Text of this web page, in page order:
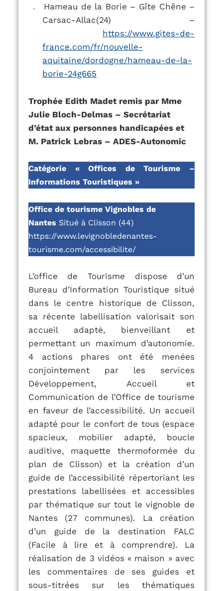
.
Hameau de la Borie – Gîte Chêne –
Carsac-Allac(24) –
https://www.gites-de-
france.com/fr/nouvelle-
aquitaine/dordogne/hameau-de-la-
borie-24g665
Trophée Edith Madet remis par Mme
Julie Bloch-Delmas – Secrétariat
d’état aux personnes handicapées et
M. Patrick Lebras – ADES-Autonomic
Catégorie « Offices de Tourisme –
Informations Touristiques »
Office de tourisme Vignobles de
Nantes Situé à Clisson (44)
https://www.levignobledenantes-
tourisme.com/accessibilite/
L’office de Tourisme dispose d’un
Bureau d’Information Touristique situé
dans le centre historique de Clisson,
sa récente labellisation valorisait son
accueil adapté, bienveillant et
permettant un maximum d’autonomie.
4 actions phares ont été menées
conjointement par les services
Développement, Accueil et
Communication de l’Office de tourisme
en faveur de l’accessibilité. Un accueil
adapté pour le confort de tous (espace
spacieux, mobilier adapté, boucle
auditive, maquette thermoformée du
plan de Clisson) et la création d’un
guide de l’accessibilité répertoriant les
prestations labellisées et accessibles
par thématique sur tout le vignoble de
Nantes (27 communes). La création
d’un guide de la destination FALC
(Facile à lire et à comprendre). La
réalisation de 3 vidéos « maison » avec
les commentaires de ses guides et
sous-titrées sur les thématiques